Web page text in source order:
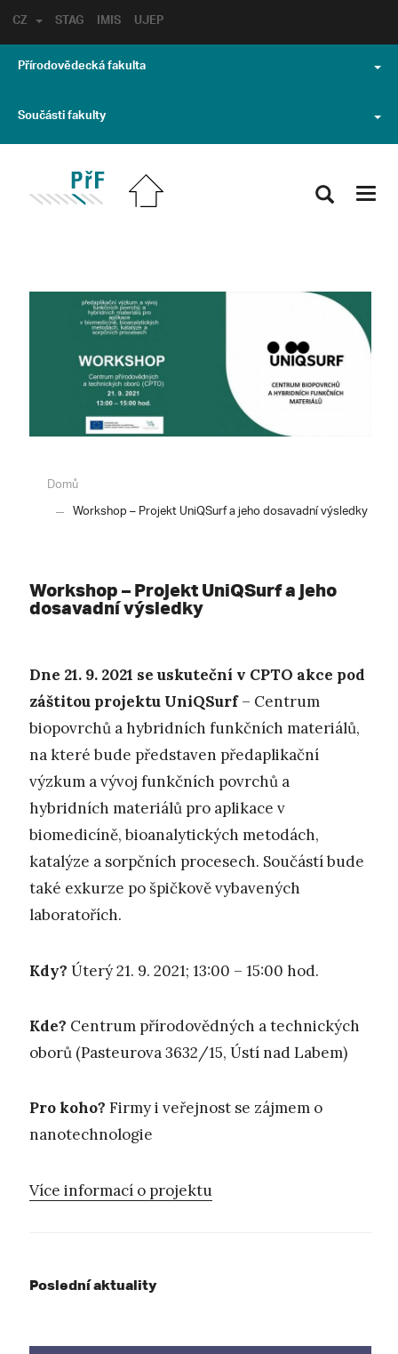
STAG IMIS UJEP
CZ
Přírodovědecká fakulta
Součásti fakulty
Domů
Workshop – Projekt UniQSurf a jeho dosavadní výsledky
Workshop – Projekt UniQSurf a jeho
dosavadní výsledky
Dne 21. 9. 2021 se uskuteční v CPTO akce pod
záštitou projektu UniQSurf– Centrum
biopovrchů a hybridních funkčních materiálů,
na které bude představen předaplikační
výzkum a vývoj funkčních povrchů a
hybridních materiálů pro aplikace v
biomedicíně, bioanalytických metodách,
katalýze a sorpčních procesech. Součástí bude
také exkurze po špičkově vybavených
laboratořích.
Kdy? Úterý 21. 9. 2021; 13:00 – 15:00 hod.
Kde? Centrum přírodovědných a technických
oborů (Pasteurova 3632/15, Ústí nad Labem)
Pro koho? Firmy i veřejnost se zájmem o
nanotechnologie
Více informací o projektu
Poslední aktuality